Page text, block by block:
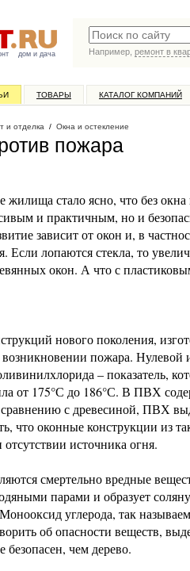
дом и дача
Например, ремонт в
ТОВАРЫ КАТАЛОГ КОМПАНИЙ
и отделка / Окна и остекление
пожара
стало ясно, что без
и практичным, но и
зависит от окон и, в
Если лопаются стекла, то
окон. А что с
нового поколения,
пожара. Нулевой
– показатель,
от 175°С до 186°С. В ПВХ
с древесиной, ПВХ
что оконные конструкции из
источника огня.
смертельно вредные
парами и образует
углерода, так
об опасности веществ,
чем дерево.